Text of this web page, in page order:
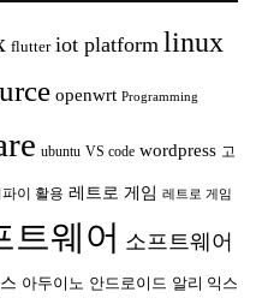
flutter iot platform linux
openwrt Programming
ubuntu VS code wordpress 고
이 활용 레트로 게임 레트로 게임
트웨어 소프트웨어
아두이노 안드로이드 알리 익스